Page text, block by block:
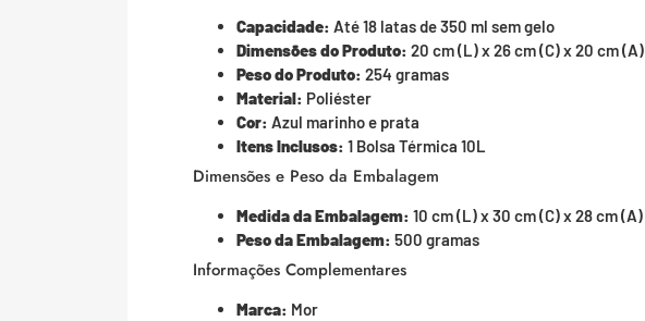
Capacidade: Até 18 latas de 350 ml sem gelo
Dimensões do Produto: 20 cm (L) x 26 cm (C) x 20 cm (A)
Peso do Produto: 254 gramas
Material: Poliéster
Cor: Azul marinho e prata
Itens Inclusos: 1 Bolsa Térmica 10L
Dimensões e Peso da Embalagem
Medida da Embalagem: 10 cm (L) x 30 cm (C) x 28 cm (A)
Peso da Embalagem: 500 gramas
Informações Complementares
Marca: Mor